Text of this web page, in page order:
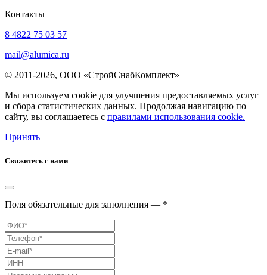
Контакты
8 4822 75 03 57
mail@alumica.ru
© 2011-2026, ООО «СтройСнабКомплект»
Мы используем cookie для улучшения предоставляемых услуг
и сбора статистических данных. Продолжая навигацию по
сайту, вы соглашаетесь с правилами использования cookie.
Принять
Свяжитесь с нами
Поля обязательные для заполнения — *